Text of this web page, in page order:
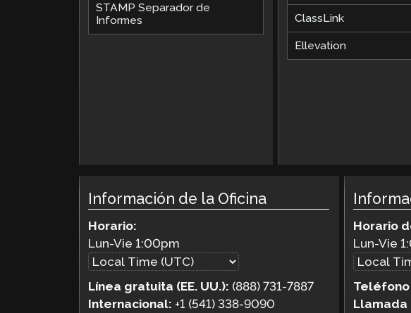
STAMP Separador de
Informes
ClassLink
Ellevation
Información de la Oficina
Horario:
Lun-Vie1:00pm
Línea gratuita (EE. UU.): (888) 731-7887
Internacional: +1 (541) 338-9090
Horario
Lun-Vie
Llamada